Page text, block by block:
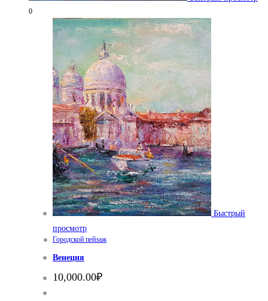
0
Быстрый
просмотр
Городской пейзаж
Венеция
10,000.00₽